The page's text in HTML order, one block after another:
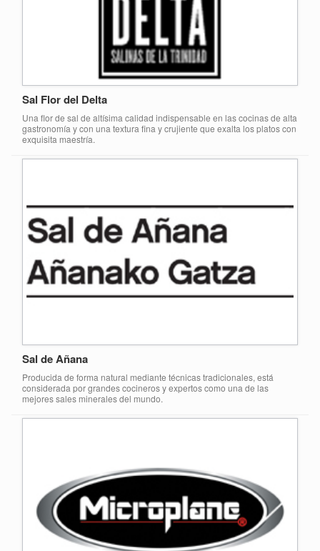
Sal Flor del Delta
Una flor de sal de altísima calidad indispensable en las cocinas de alta
gastronomía y con una textura fina y crujiente que exalta los platos con
exquisita maestría.
Sal de Añana
Producida de forma natural mediante técnicas tradicionales, está
considerada por grandes cocineros y expertos como una de las
mejores sales minerales del mundo.